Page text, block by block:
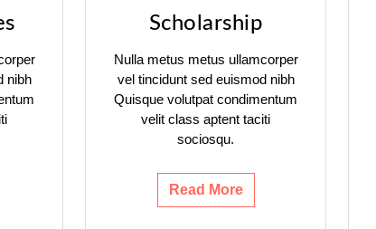
nibh
Scholarship
Nulla metus metus ullamcorper
vel tincidunt sed euismod nibh
Quisque volutpat condimentum
velit class aptent taciti
sociosqu.
Read More